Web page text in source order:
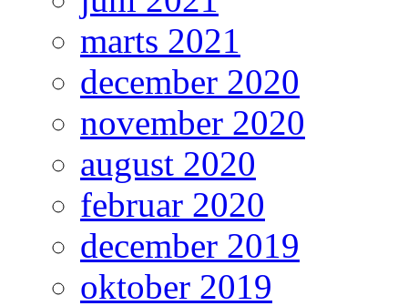
marts 2021
december 2020
november 2020
august 2020
februar 2020
december 2019
oktober 2019